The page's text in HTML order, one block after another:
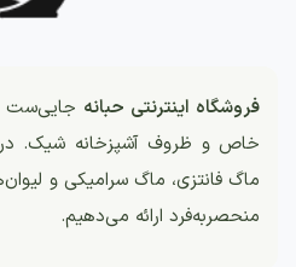
فروشگاه اینترنتی حبانه جایی‌ست
خاص و ظروف آشپزخانه شیک. در
ماگ فانتزی، ماگ سرامیکی و
منحصربه‌فرد ارائه می‌دهیم.